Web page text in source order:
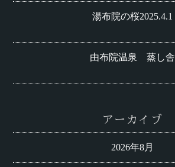
湯布院の桜2025.4.1
由布院温泉 蒸し舎
アーカイブ
2026年8月